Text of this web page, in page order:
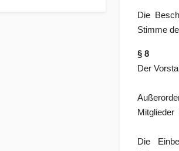
Die
Stimme
§ 8
Der
Mitglieder
Die